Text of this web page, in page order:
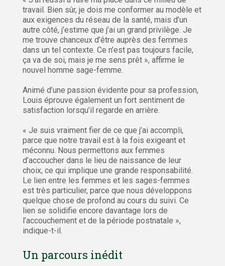
travail. Bien sûr, je dois me conformer au modèle et
aux exigences du réseau de la santé, mais d’un
autre côté, j’estime que j’ai un grand privilège. Je
me trouve chanceux d’être auprès des femmes
dans un tel contexte. Ce n’est pas toujours facile,
ça va de soi, mais je me sens prêt », affirme le
nouvel homme sage-femme.
Animé d’une passion évidente pour sa profession,
Louis éprouve également un fort sentiment de
satisfaction lorsqu’il regarde en arrière.
« Je suis vraiment fier de ce que j’ai accompli,
parce que notre travail est à la fois exigeant et
méconnu. Nous permettons aux femmes
d’accoucher dans le lieu de naissance de leur
choix, ce qui implique une grande responsabilité.
Le lien entre les femmes et les sages-femmes
est très particulier, parce que nous développons
quelque chose de profond au cours du suivi. Ce
lien se solidifie encore davantage lors de
l’accouchement et de la période postnatale »,
indique-t-il.
Un parcours inédit